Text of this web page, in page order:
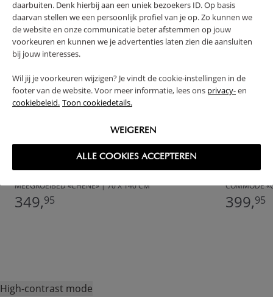
daarbuiten. Denk hierbij aan een uniek bezoekers ID. Op basis
daarvan stellen we een persoonlijk profiel van je op. Zo kunnen we
de website en onze communicatie beter afstemmen op jouw
voorkeuren en kunnen we je advertenties laten zien die aansluiten
bij jouw interesses.
Wil jij je voorkeuren wijzigen? Je vindt de cookie-instellingen in de
footer van de website. Voor meer informatie, lees ons privacy-en
cookiebeleid. Toon cookiedetails.
WEIGEREN
ALLE COOKIES ACCEPTEREN
MEEGROEIBED «CHÊNE» | 70 X 140 CM
349,95
COMMODE
399,95
High-contrast mode